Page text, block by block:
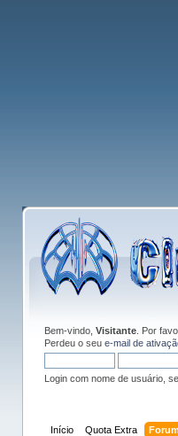
Bem-vindo, Visitante. Por
Perdeu o seu e-mail de
Login com nome de usuário,
Início Quota Extra Forum